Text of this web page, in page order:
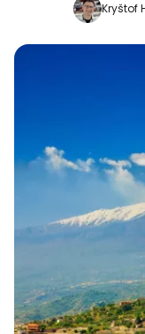
Kryštof